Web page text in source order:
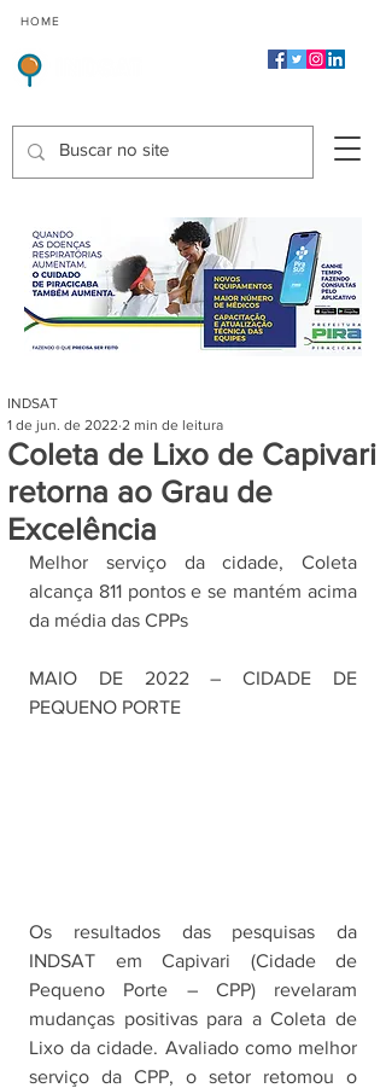
HOME
Coleta de Lixo de Capivari
retorna ao Grau de
Excelência
INDSAT
1 de jun. de 2022 2 min de leitura
Melhor serviço da cidade, Coleta
alcança 811 pontos e se mantém acima
da média das CPPs
MAIO DE 2022 – CIDADE DE
PEQUENO PORTE
Os resultados das pesquisas da
INDSAT em Capivari (Cidade de
Pequeno Porte – CPP) revelaram
mudanças positivas para a Coleta de
Lixo da cidade. Avaliado como melhor
serviço da CPP, o setor retomou o